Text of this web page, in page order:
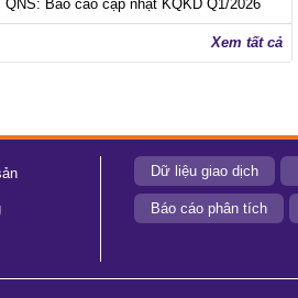
QNS: Báo cáo cập nhật KQKD Q1/2026
Xem tất cả
Dữ liệu giao dịch
Báo cáo phân tích